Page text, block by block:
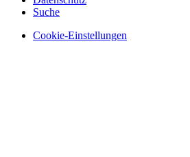
Suche
Cookie-Einstellungen